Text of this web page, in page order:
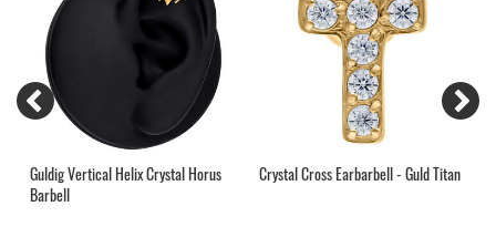
Guldig Vertical Helix Crystal Horus
Barbell
Crystal Cross Earbarbell - Guld Titan